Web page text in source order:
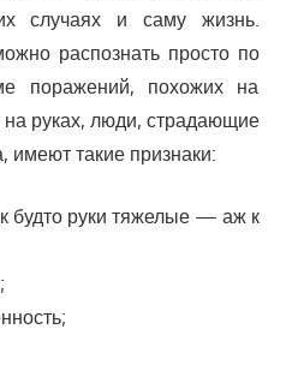
случаях и саму жизнь.
распознать просто по
поражений, похожих на
руках, люди, страдающие
имеют такие признаки:
будто руки тяжелые — аж к